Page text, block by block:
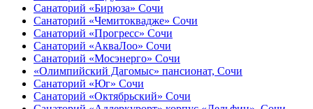
Санаторий «Бирюза» Сочи
Санаторий «Чемитоквадже» Сочи
Санаторий «Прогресс» Сочи
Санаторий «АкваЛоо» Сочи
Санаторий «Мосэнерго» Сочи
«Олимпийский Дагомыс» пансионат, Сочи
Санаторий «Юг» Сочи
Санаторий «Октябрьский» Сочи